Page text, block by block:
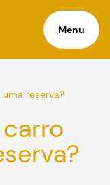
Menu
reserva?